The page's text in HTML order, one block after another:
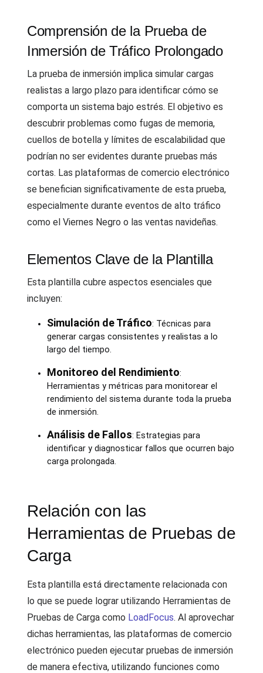
Comprensión de la Prueba de
Inmersión de Tráfico Prolongado
La prueba de inmersión implica simular cargas
realistas a largo plazo para identificar cómo se
comporta un sistema bajo estrés. El objetivo es
descubrir problemas como fugas de memoria,
cuellos de botella y límites de escalabilidad que
podrían no ser evidentes durante pruebas más
cortas. Las plataformas de comercio electrónico
se benefician significativamente de esta prueba,
especialmente durante eventos de alto tráfico
como el Viernes Negro o las ventas navideñas.
Elementos Clave de la Plantilla
Esta plantilla cubre aspectos esenciales que
incluyen:
Simulación de Tráfico: Técnicas para
generar cargas consistentes y realistas a lo
largo del tiempo.
Monitoreo del Rendimiento:
Herramientas y métricas para monitorear el
rendimiento del sistema durante toda la prueba
de inmersión.
Análisis de Fallos: Estrategias para
identificar y diagnosticar fallos que ocurren bajo
carga prolongada.
Relación con las
Herramientas de Pruebas de
Carga
Esta plantilla está directamente relacionada con
lo que se puede lograr utilizando Herramientas de
Pruebas de Carga como LoadFocus. Al aprovechar
dichas herramientas, las plataformas de comercio
electrónico pueden ejecutar pruebas de inmersión
de manera efectiva, utilizando funciones como